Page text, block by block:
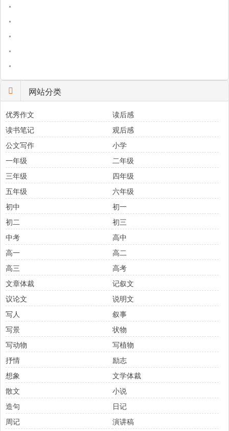
•
•
•
•
•
网站分类
优秀作文
读后感
读书笔记
观后感
公文写作
小学
一年级
二年级
三年级
四年级
五年级
六年级
初中
初一
初二
初三
中考
高中
高一
高二
高三
高考
文章体裁
记叙文
议论文
说明文
写人
叙事
写景
状物
写动物
写植物
抒情
励志
想象
文学体裁
散文
小说
造句
日记
周记
演讲稿